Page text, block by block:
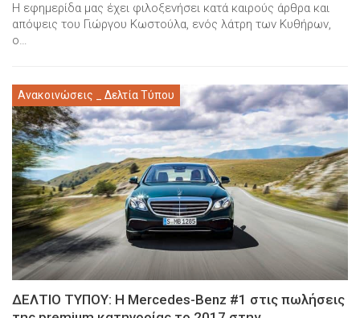
Η εφημερίδα μας έχει φιλοξενήσει κατά καιρούς άρθρα και
απόψεις του Γιώργου Κωστούλα, ενός λάτρη των Κυθήρων,
ο…
Ανακοινώσεις _ Δελτία Τύπου
ΔΕΛΤΙΟ ΤΥΠΟΥ: Η Mercedes-Benz #1 στις πωλήσεις